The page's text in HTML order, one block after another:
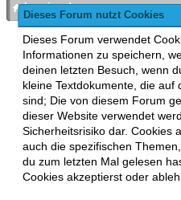
Dieses Forum nutzt Cookies
Dieses Forum verwendet
Informationen zu speichern,
deinen letzten Besuch, wenn
kleine Textdokumente, die
sind; Die von diesem Forum
dieser Website verwendet
Sicherheitsrisiko dar. Cookies
auch die spezifischen
du zum letzten Mal gelesen
Cookies akzeptierst oder
bronies.de
MyBB , mobile
Zur Desktop-
This forum uses